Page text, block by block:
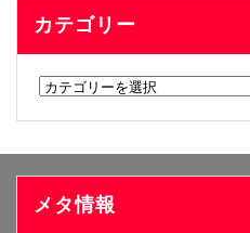
カテゴリー
カ
リ
ー
メタ情報